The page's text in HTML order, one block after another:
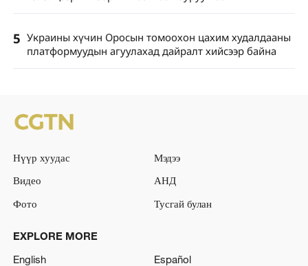
5 Украины хүчин Оросын томоохон цахим худалдааны
платформуудын агуулахад дайралт хийсээр байна
Нүүр хуудас
Мэдээ
Видео
АНД
Фото
Тусгай булан
EXPLORE MORE
English
Español